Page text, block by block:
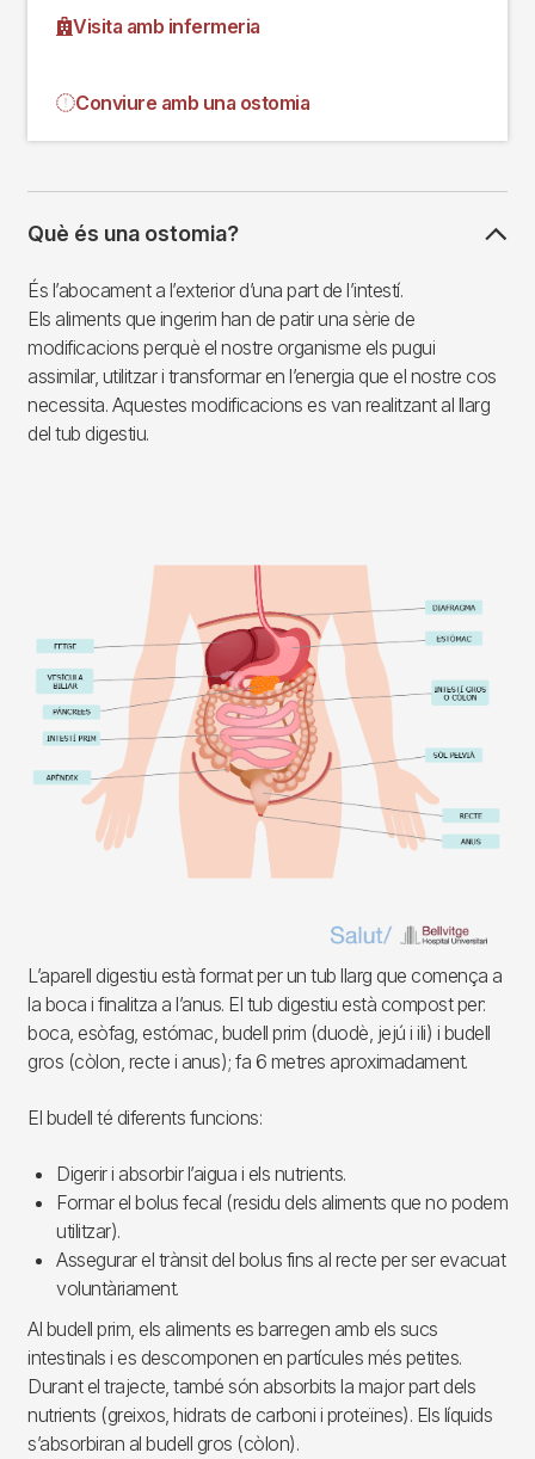
Visita amb infermeria
Conviure amb una ostomia
Què és una ostomia?
És l’abocament a l’exterior d’una part de l’intestí.
Els aliments que ingerim han de patir una sèrie de
modificacions perquè el nostre organisme els pugui
assimilar, utilitzar i transformar en l’energia que el nostre cos
necessita. Aquestes modificacions es van realitzant al llarg
del tub digestiu.
L’aparell digestiu està format per un tub llarg que comença a
la boca i finalitza a l’anus. El tub digestiu està compost per:
boca, esòfag, estómac, budell prim (duodè, jejú i ili) i budell
gros (còlon, recte i anus); fa 6 metres aproximadament.
El budell té diferents funcions:
Digerir i absorbir l’aigua i els nutrients.
Formar el bolus fecal (residu dels aliments que no podem
utilitzar).
Assegurar el trànsit del bolus fins al recte per ser evacuat
voluntàriament.
Al budell prim, els aliments es barregen amb els sucs
intestinals i es descomponen en partícules més petites.
Durant el trajecte, també són absorbits la major part dels
nutrients (greixos, hidrats de carboni i proteïnes). Els líquids
s’absorbiran al budell gros (còlon).